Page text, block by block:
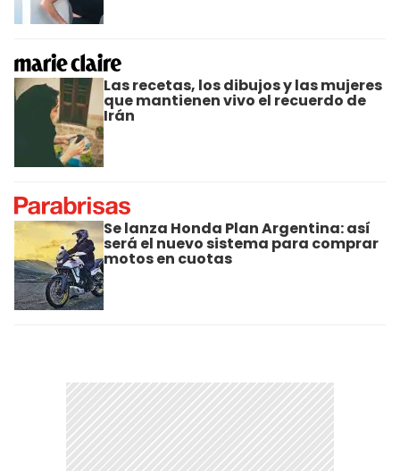
Las recetas, los dibujos y las mujeres
que mantienen vivo el recuerdo de
Irán
Se lanza Honda Plan Argentina: así
será el nuevo sistema para comprar
motos en cuotas